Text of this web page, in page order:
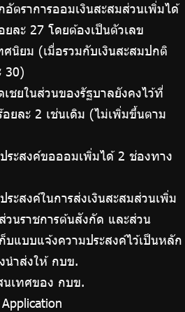
อัตราการออมเงินสะสมส่วนเพิ่มได้
ละ 27 โดยต้องเป็นตัวเลข
นิยม (เมื่อรวมกับเงินสะสมปกติ
30)
ชยในส่วนของรัฐบาลยังคงไว้ที่
อยละ 2 เช่นเดิม (ไม่เพิ่มขึ้นตาม
ระสงค์ขอออมเพิ่มได้ 2 ช่องทาง
ระสงค์ในการส่งเงินสะสมส่วนเพิ่ม
วนราชการต้นสังกัด และส่วน
บแบบแจ้งความประสงค์ไว้เป็นหลัก
นำส่งให้ กบข.
นเทศของ กบข.